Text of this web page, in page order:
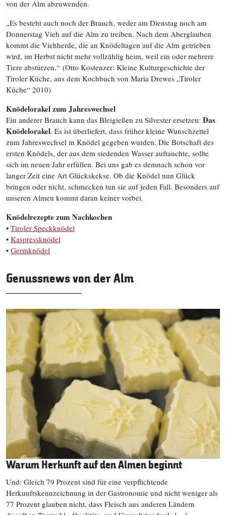
von der Alm abzuwenden.
„Es besteht auch noch der Brauch, weder am Dienstag noch am
Donnerstag Vieh auf die Alm zu treiben. Nach dem Aberglauben
kommt die Viehherde, die an Knödeltagen auf die Alm getrieben
wird, im Herbst nicht mehr vollzählig heim, weil ein oder mehrere
Tiere abstürzen.“ (Otto Kostenzer: Kleine Kulturgeschichte der
Tiroler Küche, aus dem Kochbuch von Maria Drewes „Tiroler
Küche“ 2010)
Knödelorakel zum Jahreswechsel
Ein anderer Brauch kann das Bleigießen zu Silvester ersetzen: Das
Knödelorakel. Es ist überliefert, dass früher kleine Wunschzettel
zum Jahreswechsel in Knödel gegeben wurden. Die Botschaft des
ersten Knödels, der aus dem siedenden Wasser auftauchte, sollte
sich im neuen Jahr erfüllen. Bei uns gab es demnach schon vor
langer Zeit eine Art Glückskekse. Ob die Knödel nun Glück
bringen oder nicht, schmecken tun sie auf jeden Fall. Besonders auf
unseren Almen kommt daran keiner vorbei.
Knödelrezepte zum Nachkochen
• Tiroler Speckknödel
• Kaspressknödel
• Germknödel
Genussnews von der Alm
Warum Herkunft auf den Almen beginnt
Und: Gleich 79 Prozent sind für eine verpflichtende
Herkunftskennzeichnung in der Gastronomie und nicht weniger als
77 Prozent glauben nicht, dass Fleisch aus anderen Ländern